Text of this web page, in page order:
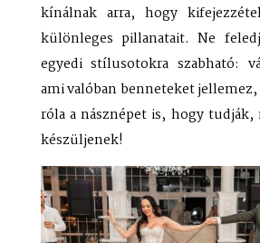
kínálnak arra, hogy
különleges pillanatait. Ne
egyedi stílusotokra szabható:
ami valóban benneteket
róla a násznépet is, hogy tudják,
készüljenek!